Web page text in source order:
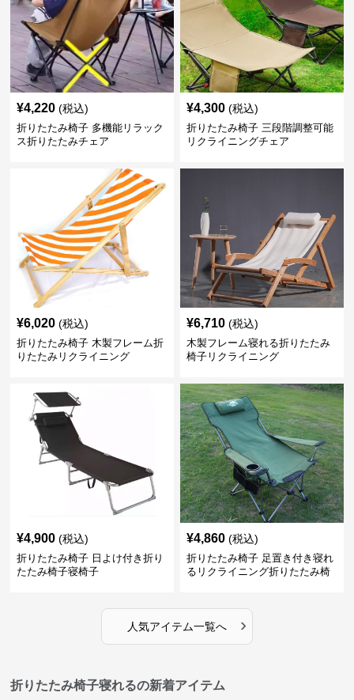
¥4,220 (税込)
折りたたみ椅子 多機能リラック
ス折りたたみチェア
¥4,300 (税込)
折りたたみ椅子 三段階調整可能
リクライニングチェア
¥6,020 (税込)
折りたたみ椅子 木製フレーム折
りたたみリクライニング
¥6,710 (税込)
木製フレーム寝れる折りたたみ
椅子リクライニング
¥4,900 (税込)
折りたたみ椅子 日よけ付き折り
たたみ椅子寝椅子
¥4,860 (税込)
折りたたみ椅子 足置き付き寝れ
るリクライニング折りたたみ椅
人気アイテム一覧へ ›
折りたたみ椅子寝れるの新着アイテム